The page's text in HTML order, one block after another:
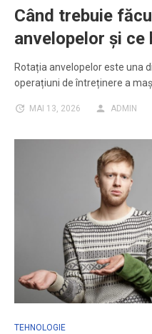
Când trebuie
anvelopelor și ce
Rotația anvelopelor este una
operațiuni de întreținere a
MAI 13, 2026 ADMIN
TEHNOLOGIE